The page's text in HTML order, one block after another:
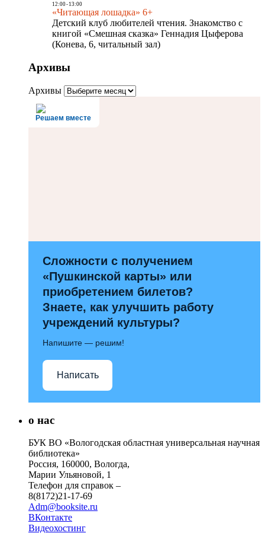
12:00- 13:00
«Читающая лошадка» 6+
Детский клуб любителей чтения. Знакомство с
книгой «Смешная сказка» Геннадия Цыферова
(Конева, 6, читальный зал)
Архивы
Архивы
Решаем вместе
Сложности с получением
«Пушкинской карты» или
приобретением билетов?
Знаете, как улучшить работу
учреждений культуры?
Напишите — решим!
Написать
о нас
БУК ВО «Вологодская областная универсальная научная
библиотека»
Россия, 160000, Вологда,
Марии Ульяновой, 1
Телефон для справок –
8(8172)21-17-69
Adm@booksite.ru
ВКонтакте
Видеохостинг